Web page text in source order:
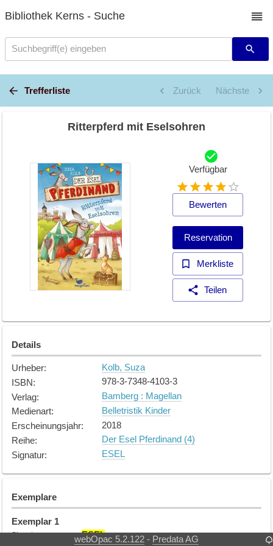
Bibliothek Kerns - Suche
Suchbegriff(e) eingeben
Trefferliste Zurück Nächste
Ritterpferd mit Eselsohren
Verfügbar
Bewerten
Reservation
Merkliste
Teilen
Details
Urheber:
Kolb, Suza
ISBN:
978-3-7348-4103-3
Verlag:
Bamberg : Magellan
Medienart:
Belletristik Kinder
Erscheinungsjahr:
2018
Reihe:
Der Esel Pferdinand (4)
Signatur: ESEL
Exemplare
Exemplar 1
Signatur: ESEL
webOpac 5.2.122 - Predata AG